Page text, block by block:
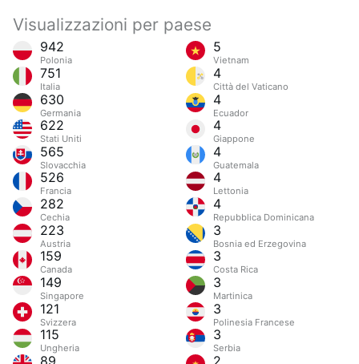
Visualizzazioni per paese
942
Polonia
751
Italia
630
Germania
622
Stati Uniti
565
Slovacchia
526
Francia
282
Cechia
223
Austria
159
Canada
149
Singapore
121
Svizzera
115
Ungheria
89
5
Vietnam
4
Città del Vaticano
4
Ecuador
4
Giappone
4
Guatemala
4
Lettonia
4
Repubblica Dominicana
3
Bosnia ed Erzegovina
3
Costa Rica
3
Martinica
3
Polinesia Francese
3
Serbia
2